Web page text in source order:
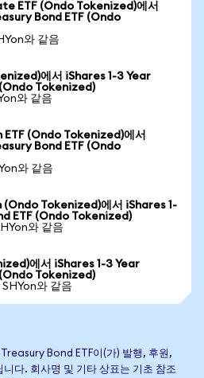
ETF (Ondo Tokenized)에서
Bond ETF (Ondo
와 같음
에서 iShares 1-3 Year
Tokenized)
와 같음
ETF (Ondo Tokenized)에서
Bond ETF (Ondo
와 같음
Tokenized)에서 iShares 1-
ETF (Ondo Tokenized)
와 같음
에서 iShares 1-3 Year
Tokenized)
SHYon와 같음
Bond ETF이(가) 발행, 후원,
다. 회사명 및 기타 상표는 기초 참조